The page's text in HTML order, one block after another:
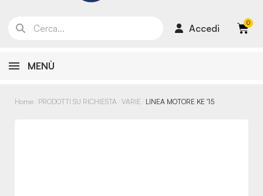
Accedi
MENÙ
Home PRODOTTI SU RICHIESTA VARIE LINEA MOTORE KE '15